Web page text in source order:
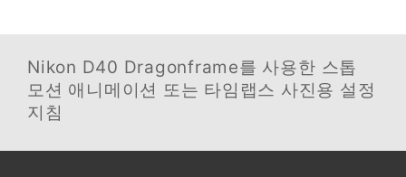
Nikon D40 Dragonframe를 사용한 스톱
모션 애니메이션 또는 타임랩스 사진용 설정
지침